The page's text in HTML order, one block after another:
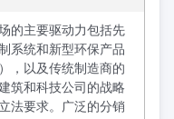
的主要驱动力包括先
系统和新型环保产品
，以及传统制造商的
筑和科技公司的战略
法要求。广泛的分销